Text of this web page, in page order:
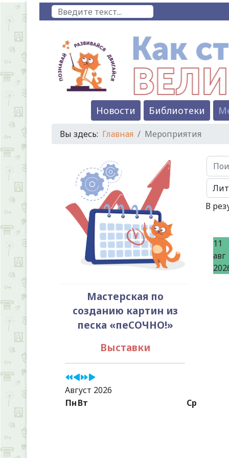
Поиск
Новости Библиотеки
Вы здесь: Главная Мероприятия
Мастерская по
созданию картин из
песка «пеСОЧНО!»
Выставки
годмесяц
годмесяц
Август 2026
ПнВт Ср
В
11
авг